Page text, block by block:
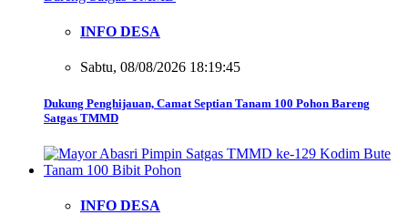
INFO DESA
Sabtu, 08/08/2026 18:19:45
Dukung Penghijauan, Camat Septian Tanam 100 Pohon Bareng
Satgas TMMD
INFO DESA